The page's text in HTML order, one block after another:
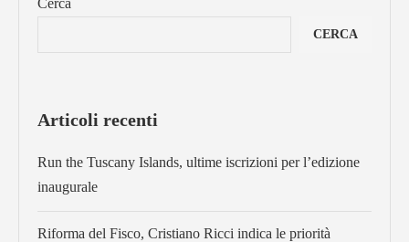
Cerca
CERCA
Articoli recenti
Run the Tuscany Islands, ultime iscrizioni per l’edizione
inaugurale
Riforma del Fisco, Cristiano Ricci indica le priorità